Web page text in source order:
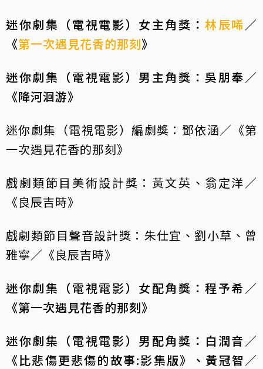
迷你劇集（電視電影）女主角獎：林辰唏 ／
《第一次遇見花香的那刻》
迷你劇集（電視電影）男主角獎：吳朋奉／
《降河洄游》
迷你劇集（電視電影）編劇獎：鄧依涵／《第
一次遇見花香的那刻》
戲劇類節目美術設計獎：黃文英、翁定洋／
《良辰吉時》
戲劇類節目聲音設計獎：朱仕宜、劉小草、曾
雅寧／《良辰吉時》
迷你劇集（電視電影）女配角獎：程予希／
《第一次遇見花香的那刻》
迷你劇集（電視電影）男配角獎：白潤音／
《比悲傷更悲傷的故事:影集版》、黃冠智／